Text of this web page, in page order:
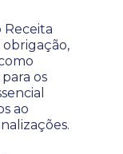
Receita
os
ao